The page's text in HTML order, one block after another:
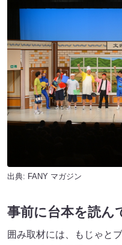
出典: FANY マガジン
事前に台本を読ん
囲み取材には、もじゃと